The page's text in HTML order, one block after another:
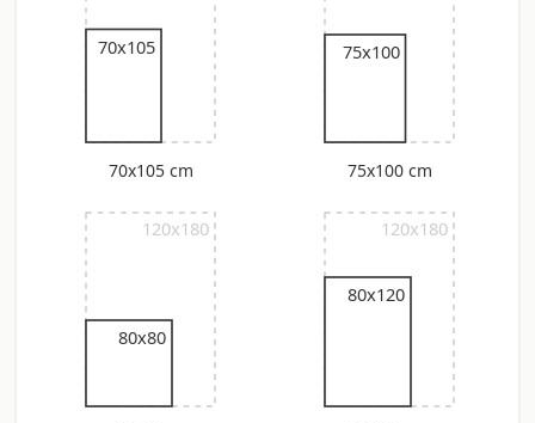
70x105
70x105 cm
75x100
75x100 cm
120x180
80x80
120x180
80x120